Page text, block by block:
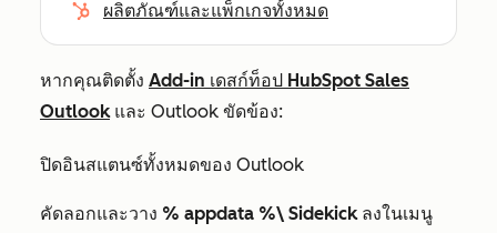
ผลิตภัณฑ์และแพ็กเกจทั้งหมด
หากคุณติดตั้ง Add-in เดสก์ท็อป HubSpot Sales
Outlookและ Outlook ขัดข้อง:
ปิดอินสแตนซ์ทั้งหมดของ Outlook
คัดลอกและวาง % appdata %\ Sidekickลงในเมนู